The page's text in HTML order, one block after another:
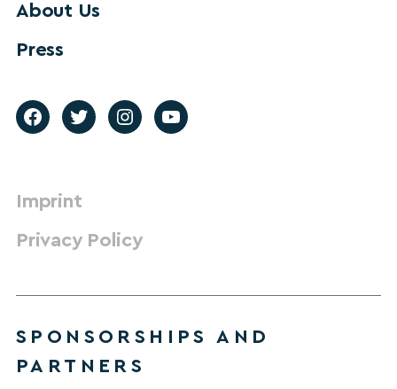
About Us
Press
Imprint
Privacy Policy
SPONSORSHIPS AND
PARTNERS